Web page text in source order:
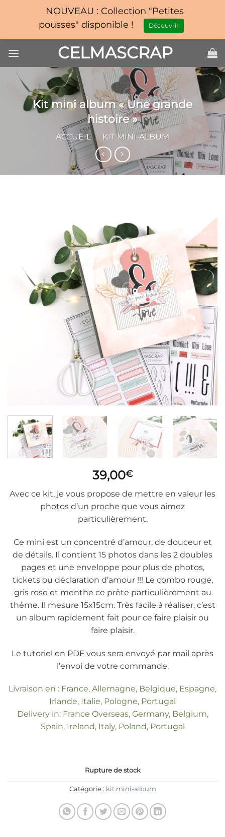
au
contenu
CELMASCRAP
Kit mini album « Une grande
histoire »
ACCUEIL / KIT MINI-ALBUM
39,00€
Avec ce kit, je vous propose de mettre en valeur les
photos d’un proche que vous aimez
particulièrement.
Ce mini est un concentré d’amour, de douceur et
de détails. Il contient 15 photos dans les 2 doubles
pages et une enveloppe pour plus de photos,
tickets ou déclaration d’amour !!! Le combo rouge,
gris rose et menthe ce prête particulièrement au
thème. Il mesure 15x15cm. Très facile à réaliser, c’est
un album rapidement fait pour ce faire plaisir ou
faire plaisir.
Le tutoriel en PDF vous sera envoyé par mail après
l’envoi de votre commande.
Livraison en : France, Allemagne, Belgique, Espagne,
Irlande, Italie, Pologne, Portugal
Delivery in: France Overseas, Germany, Belgium,
Spain, Ireland, Italy, Poland, Portugal
Rupture de stock
Catégorie : kit mini-album
NOUVEAU : Collection "Petites
pousses" disponible !
Découvrir